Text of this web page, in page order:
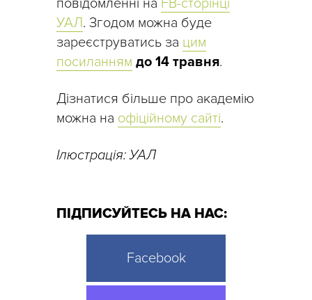
повідомленні на FB-сторінці
УАЛ. Згодом можна буде
зареєструватись за цим
посиланням до 14 травня.
Дізнатися більше про академію
можна на офіційному сайті.
Ілюстрація: УАЛ
ПІДПИСУЙТЕСЬ НА НАС:
Facebook